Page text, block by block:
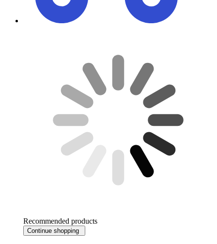
Recommended products
Continue shopping